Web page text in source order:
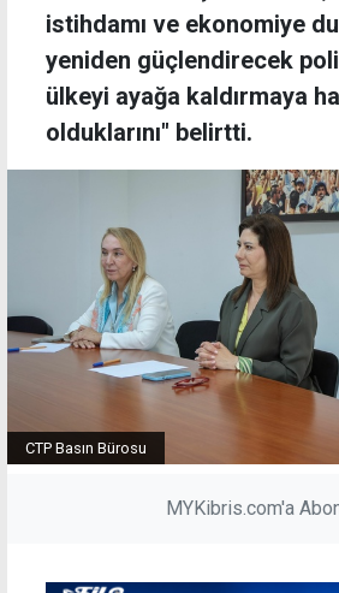
istihdamı ve ekonomiye
yeniden güçlendirecek
ülkeyi ayağa kaldırmaya
olduklarını" belirtti.
CTP Basın Bürosu
MYKibris.com'a